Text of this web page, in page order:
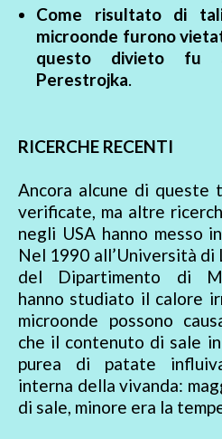
Come risultato di
microonde furono
questo divieto fu
Perestrojka.
RICERCHE RECENTI
Ancora alcune di queste
verificate, ma altre
negli USA hanno messo
Nel 1990 all’Università
del Dipartimento di
hanno studiato il calore
microonde possono
che il contenuto di sale
purea di patate
interna della vivanda:
di sale, minore era la